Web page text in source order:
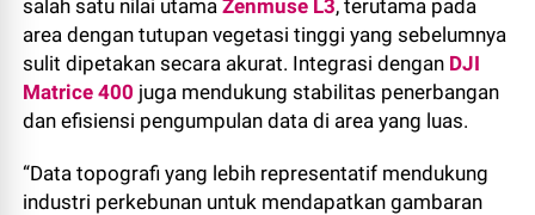
salah satu nilai utamaZenmuse L3, terutama pada
area dengan tutupan vegetasi tinggi yang sebelumnya
sulit dipetakan secara akurat. Integrasi dengan DJI
Matrice 400 juga mendukung stabilitas penerbangan
dan efisiensi pengumpulan data di area yang luas.
“Data topografi yang lebih representatif mendukung
industri perkebunan untuk mendapatkan gambaran